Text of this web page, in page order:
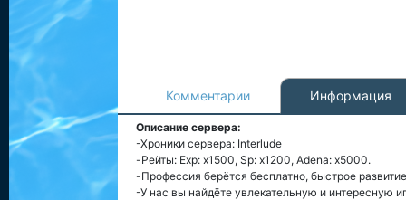
Комментарии Информация
Описание сервера:
-Хроники сервера: Interlude
-Рейты: Exp: x1500, Sp: x1200, Adena: x5000.
-Профессия берётся бесплатно, быстрое
-У нас вы найдёте увлекательную и интересную